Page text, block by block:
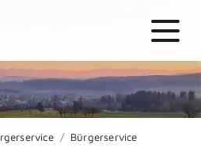
Bürgerservice